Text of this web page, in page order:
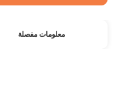
معلومات مفصلة